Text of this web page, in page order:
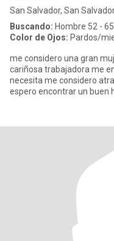
San Salvador, San
Buscando: Hombre 52 - 65
Color de Ojos: Pardos/
me considero una gran mujer con muchos valores cincera leal
cariñosa trabajadora me encanta ayudar
necesita me considero
espero encontrar un buen hombre